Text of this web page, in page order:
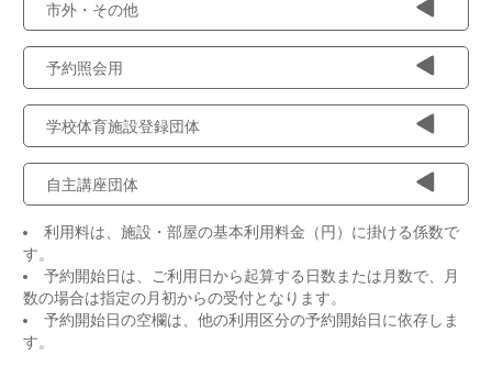
市外・その他
予約照会用
学校体育施設登録団体
自主講座団体
利用料は、施設・部屋の基本利用料金（円）に掛ける係数で
す。
予約開始日は、ご利用日から起算する日数または月数で、月
数の場合は指定の月初からの受付となります。
予約開始日の空欄は、他の利用区分の予約開始日に依存しま
す。